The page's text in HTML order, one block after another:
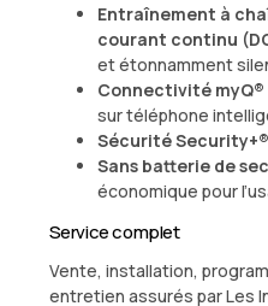
Entraînement à
courant continu
et étonnamment
Connectivité myQ®
sur téléphone
Sécurité
Sans batterie de
économique pour
Service complet
Vente, installation,
entretien assurés par Les